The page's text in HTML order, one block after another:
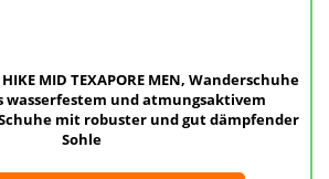
MID TEXAPORE MEN, Wanderschuhe
wasserfestem und atmungsaktivem
mit robuster und gut dämpfender
Sohle